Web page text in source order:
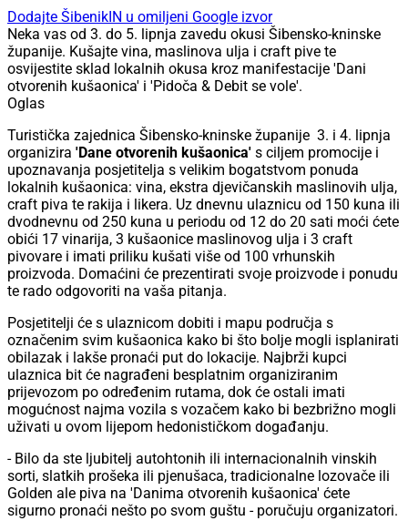
Dodajte ŠibenikIN u omiljeni Google izvor
Neka vas od 3. do 5. lipnja zavedu okusi Šibensko-kninske
županije. Kušajte vina, maslinova ulja i craft pive te
osvijestite sklad lokalnih okusa kroz manifestacije 'Dani
otvorenih kušaonica' i 'Pidoča & Debit se vole'.
Oglas
Turistička zajednica Šibensko-kninske županije 3. i 4. lipnja
organizira 'Dane otvorenih kušaonica' s ciljem promocije i
upoznavanja posjetitelja s velikim bogatstvom ponuda
lokalnih kušaonica: vina, ekstra djevičanskih maslinovih ulja,
craft piva te rakija i likera. Uz dnevnu ulaznicu od 150 kuna ili
dvodnevnu od 250 kuna u periodu od 12 do 20 sati moći ćete
obići 17 vinarija, 3 kušaonice maslinovog ulja i 3 craft
pivovare i imati priliku kušati više od 100 vrhunskih
proizvoda. Domaćini će prezentirati svoje proizvode i ponudu
te rado odgovoriti na vaša pitanja.
Posjetitelji će s ulaznicom dobiti i mapu područja s
označenim svim kušaonica kako bi što bolje mogli isplanirati
obilazak i lakše pronaći put do lokacije. Najbrži kupci
ulaznica bit će nagrađeni besplatnim organiziranim
prijevozom po određenim rutama, dok će ostali imati
mogućnost najma vozila s vozačem kako bi bezbrižno mogli
uživati u ovom lijepom hedonističkom događanju.
- Bilo da ste ljubitelj autohtonih ili internacionalnih vinskih
sorti, slatkih prošeka ili pjenušaca, tradicionalne lozovače ili
Golden ale piva na 'Danima otvorenih kušaonica' ćete
sigurno pronaći nešto po svom guštu - poručuju organizatori.